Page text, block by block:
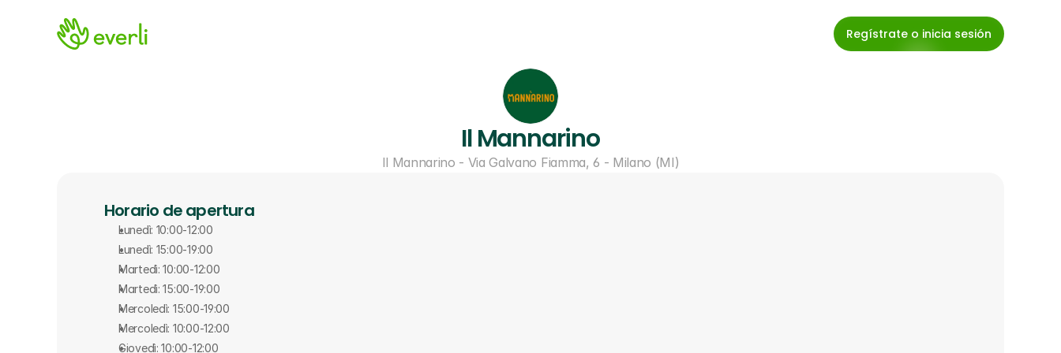
Regístrate o inicia sesión
Il Mannarino
Il Mannarino - Via Galvano Fiamma, 6 - Milano (MI)
Horario de apertura
Lunedì: 10:00-12:00
Lunedì: 15:00-19:00
Martedì: 10:00-12:00
Martedì: 15:00-19:00
Mercoledì: 15:00-19:00
Mercoledì: 10:00-12:00
Giovedì: 10:00-12:00